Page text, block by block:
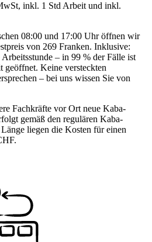
inkl. 1 Std Arbeit und inkl.
08:00 und 17:00 Uhr öffnen wir
von 269 Franken. Inklusive:
– in 99 % der Fälle ist
geöffnet. Keine versteckten
– bei uns wissen Sie von
Fachkräfte vor Ort neue Kaba-
gemäß den regulären Kaba-
liegen die Kosten für einen